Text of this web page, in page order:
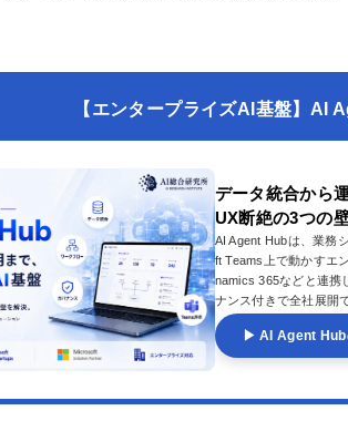
【エンタープライズAI基盤】AI
データ統合から
UX断絶の3つの
AI Agent Hubは、業務
ft Teams上で動かすエ
namics 365などと連携
ナンス付きで全社展開
▶ AI Agent Hub